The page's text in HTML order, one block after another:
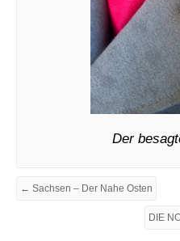
Der
← Sachsen – Der Nahe Osten
DIE